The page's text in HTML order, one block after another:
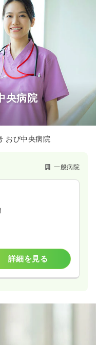
央病院
おび中央病院
一般病院
詳細を見る